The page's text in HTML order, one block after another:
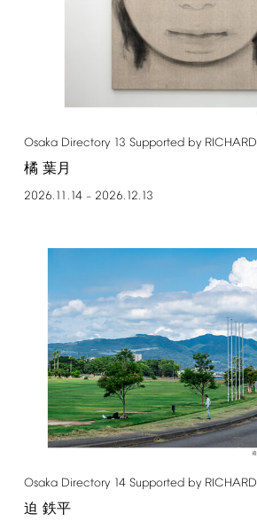
Osaka Directory 13 Supported by RICHARD
橘 葉月
2026.11.14– 2026.12.13
Osaka Directory 14 Supported by RICHARD
迫 鉄平